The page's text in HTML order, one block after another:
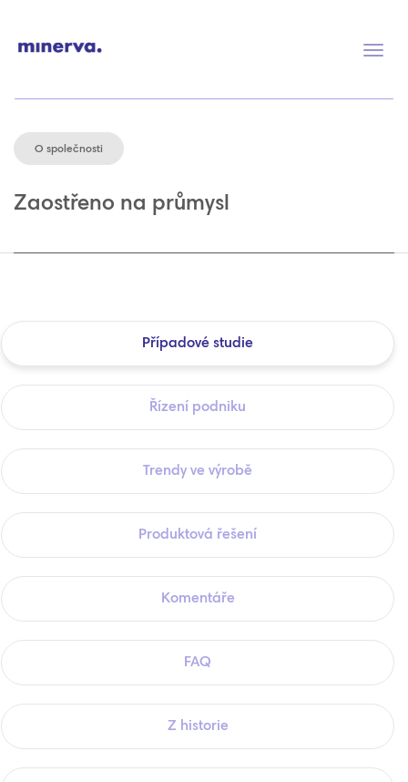
O společnosti
Zaostřeno na průmysl
Případové studie
Řízení podniku
Trendy ve výrobě
Produktová řešení
Komentáře
FAQ
Z historie